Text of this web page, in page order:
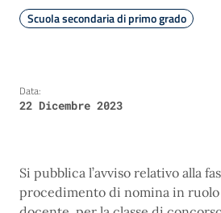
Scuola secondaria di primo grado
Data:
22 Dicembre 2023
Si pubblica l’avviso relativo alla
procedimento di nomina in ruolo